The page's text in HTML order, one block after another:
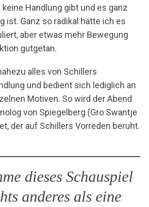
keine Handlung gibt und es ganz
ist. Ganz so radikal hätte ich es
aber etwas mehr Bewegung
gutgetan.
alles von Schillers
und bedient sich lediglich an
Motiven. So wird der Abend
von Spiegelberg (Gro Swantje
der auf Schillers Vorreden beruht.
dieses Schauspiel
anderes als eine